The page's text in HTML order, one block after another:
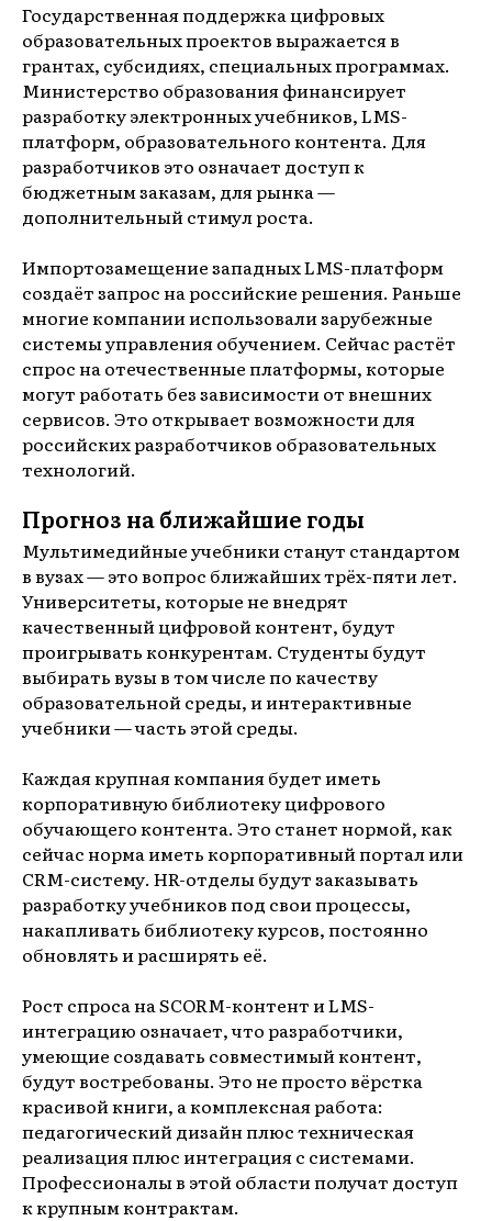
Государственная поддержка цифровых
образовательных проектов выражается в
грантах, субсидиях, специальных программах.
Министерство образования финансирует
разработку электронных учебников, LMS-
платформ, образовательного контента. Для
разработчиков это означает доступ к
бюджетным заказам, для рынка —
дополнительный стимул роста.
Импортозамещение западных LMS-платформ
создаёт запрос на российские решения. Раньше
многие компании использовали зарубежные
системы управления обучением. Сейчас растёт
спрос на отечественные платформы, которые
могут работать без зависимости от внешних
сервисов. Это открывает возможности для
российских разработчиков образовательных
технологий.
Прогноз на ближайшие годы
Мультимедийные учебники станут стандартом
в вузах — это вопрос ближайших трёх-пяти лет.
Университеты, которые не внедрят
качественный цифровой контент, будут
проигрывать конкурентам. Студенты будут
выбирать вузы в том числе по качеству
образовательной среды, и интерактивные
учебники — часть этой среды.
Каждая крупная компания будет иметь
корпоративную библиотеку цифрового
обучающего контента. Это станет нормой, как
сейчас норма иметь корпоративный портал или
CRM-систему. HR-отделы будут заказывать
разработку учебников под свои процессы,
накапливать библиотеку курсов, постоянно
обновлять и расширять её.
Рост спроса на SCORM-контент и LMS-
интеграцию означает, что разработчики,
умеющие создавать совместимый контент,
будут востребованы. Это не просто вёрстка
красивой книги, а комплексная работа:
педагогический дизайн плюс техническая
реализация плюс интеграция с системами.
Профессионалы в этой области получат доступ
к крупным контрактам.